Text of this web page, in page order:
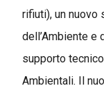
rifiuti), un
dell’Ambiente e
supporto
Ambientali. Il